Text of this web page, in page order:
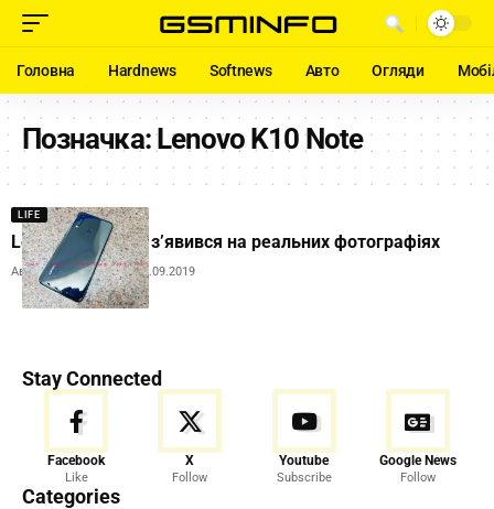
Головна Hardnews Softnews Авто Огляди
Позначка:Lenovo K10 Note
LIFE
Lenovo K10 Note з’явився на реальних фотографіях
Автор:Andrew Orobets02.09.2019
Stay Connected
Facebook
Like
X
Follow
Youtube
Subscribe
Google News
Follow
Categories